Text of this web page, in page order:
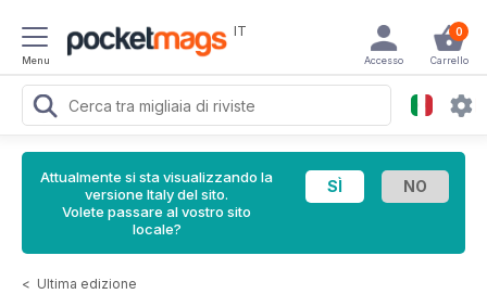
Menu
IT 0
Carrello
Accesso
Attualmente si sta visualizzando la
versione Italy del sito.
Volete passare al vostro sito
locale?
< Ultima edizione